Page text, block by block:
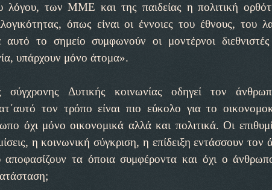
λόγου, των ΜΜΕ και της παιδείας η πολιτική
όπως είναι οι έννοιες του έθνους, του
το σημείο συμφωνούν οι μοντέρνοι
υπάρχουν μόνο άτομα».
Δυτικής κοινωνίας οδηγεί τον
τον τρόπο είναι πιο εύκολο για το
όχι μόνο οικονομικά αλλά και πολιτικά. Οι
η κοινωνική σύγκριση, η επίδειξη εντάσσουν τον
τα όποια συμφέροντα και όχι ο